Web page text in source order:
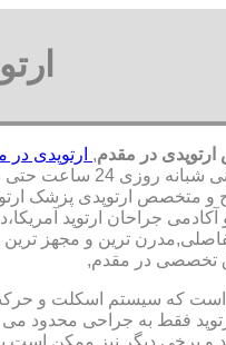
در مقدم, ارتوپدی در
در محدوده مقدم,
و متخصص ارتوپدی پزشک
جراحان ارتوپد
ترین و مجهز
تخصصی در مقدم,
است که سیستم اسکلت و
فقط به جراحی محدود می
و برخی دیگر نیز ممکن است